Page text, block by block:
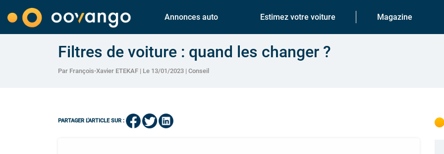
Annonces auto Estimez votre voiture Magazine
Filtres de voiture : quand les changer ?
Par François-Xavier ETEKAF | Le 13/01/2023 | Conseil
PARTAGER L'ARTICLE SUR :